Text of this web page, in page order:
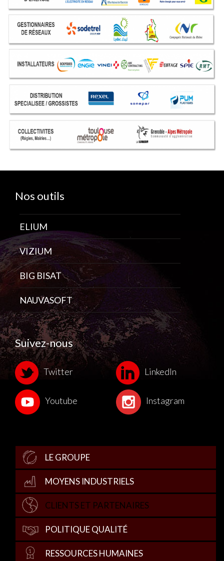
Nos outils
ELIUM
VIZIUM
BIG BISAT
NAUVASOFT
Suivez-nous
Twitter LinkedIn
Youtube Instagram
LE GROUPE
MOYENS INDUSTRIELS
CLIENTS ET PARTENAIRES
POLITIQUE QUALITÉ
RESSOURCES HUMAINES